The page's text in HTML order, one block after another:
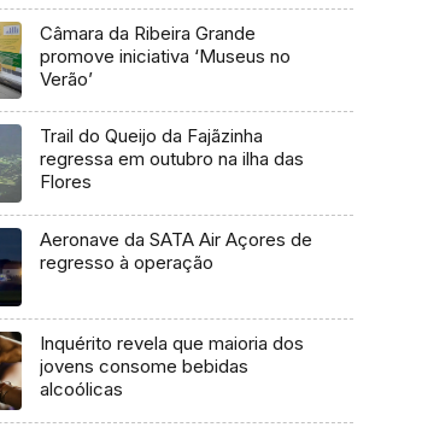
Câmara da Ribeira Grande
promove iniciativa ‘Museus no
Verão’
Trail do Queijo da Fajãzinha
regressa em outubro na ilha das
Flores
Aeronave da SATA Air Açores de
regresso à operação
Inquérito revela que maioria dos
jovens consome bebidas
alcoólicas